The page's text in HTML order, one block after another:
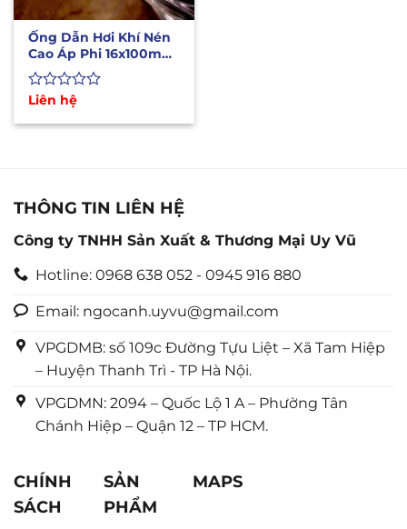
Ống Dẫn Hơi Khí Nén
Cao Áp Phi 16x100m
Nhập Khẩu Hàn Quốc
Được
hạng
Liên hệ
THÔNG TIN LIÊN HỆ
Công ty TNHH Sản Xuất & Thương Mại Uy Vũ
Hotline: 0968 638 052 - 0945 916 880
Email: ngocanh.uyvu@gmail.com
VPGDMB: số 109c Đường Tựu Liệt – Xã Tam Hiệp
– Huyện Thanh Trì - TP Hà Nội.
VPGDMN: 2094 – Quốc Lộ 1 A – Phường Tân
Chánh Hiệp – Quận 12 – TP HCM.
CHÍNH
SÁCH
SẢN
PHẨM
MAPS